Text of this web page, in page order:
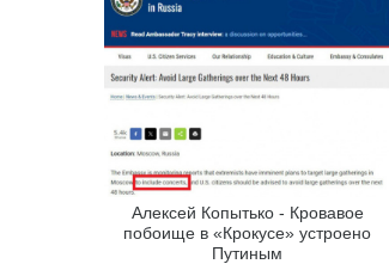
Алексей Копытько - Кровавое
побоище в «Крокусе» устроено
Путиным